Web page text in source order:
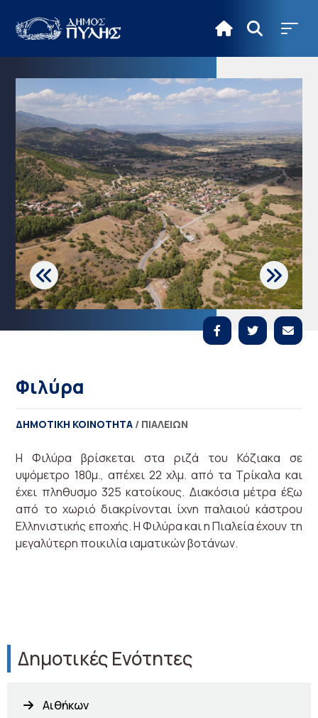
Φιλύρα
ΔΗΜΟΤΙΚΉ ΚΟΙΝΌΤΗΤΑ / ΠΙΆΛΕΙΩΝ
Η Φιλύρα βρίσκεται στα ριζά του Κόζιακα σε
υψόμετρο 180μ., απέχει 22 χλμ. από τα Τρίκαλα και
έχει πληθυσμο 325 κατοίκους. Διακόσια μέτρα έξω
από το χωριό διακρίνονται ίχνη παλαιού κάστρου
Ελληνιστικής εποχής. Η Φιλύρα και η Πιαλεία έχουν τη
μεγαλύτερη ποικιλία ιαματικών βοτάνων.
Δημοτικές Ενότητες
Αιθήκων